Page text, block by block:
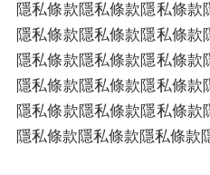
隱私條款隱私條款隱私條
隱私條款隱私條款隱私條
隱私條款隱私條款隱私條
隱私條款隱私條款隱私條
隱私條款隱私條款隱私條
隱私條款隱私條款隱私條款